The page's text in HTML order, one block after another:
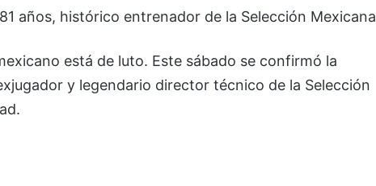
años, histórico entrenador de la Selección Mexicana
está de luto. Este sábado se confirmó la
y legendario director técnico de la Selección